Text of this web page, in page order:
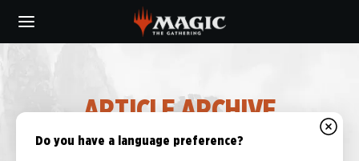
main
ARTICLE ARCHIVE
Do you have a language preference?